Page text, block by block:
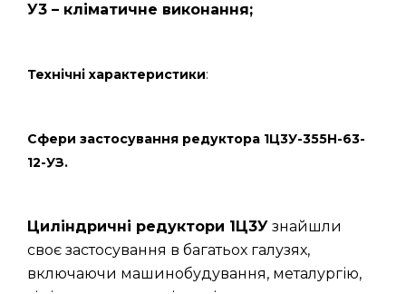
У3 – кліматичне виконання;
Технічні характеристики:
Сфери застосування редуктора 1Ц3У-355Н-63-
12-УЗ.
Циліндричні редуктори 1Ц3У знайшли
своє застосування в багатьох галузях,
включаючи машинобудування, металургію,